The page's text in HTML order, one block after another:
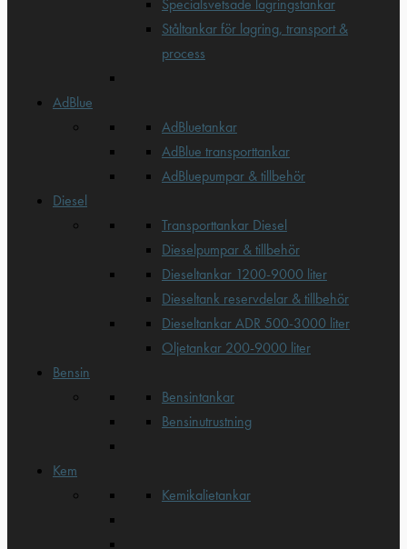
Specialsvetsade lagringstankar
Ståltankar för lagring, transport &
process
AdBlue
AdBluetankar
AdBlue transporttankar
AdBluepumpar & tillbehör
Diesel
Transporttankar Diesel
Dieselpumpar & tillbehör
Dieseltankar 1200-9000 liter
Dieseltank reservdelar & tillbehör
Dieseltankar ADR 500-3000 liter
Oljetankar 200-9000 liter
Bensin
Bensintankar
Bensinutrustning
Kem
Kemikalietankar